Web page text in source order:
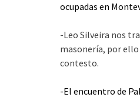
ocupadas en
-Leo Silveira nos
masonería, por
contesto.
-El encuentro de